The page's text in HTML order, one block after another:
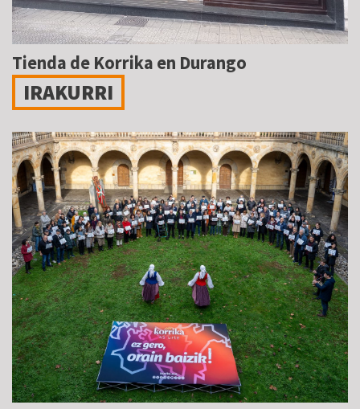
Tienda de Korrika en Durango
IRAKURRI